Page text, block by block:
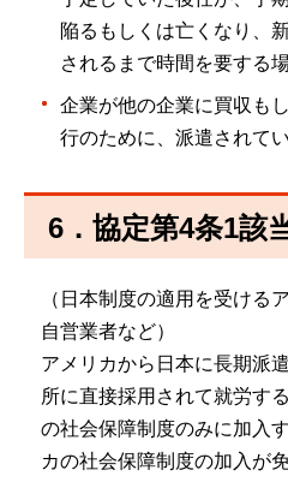
陥るもしくは亡くなり、
されるまで時間を要する
企業が他の企業に買収も
行のために、派遣されて
6．協定第4条1該
（日本制度の適用を受ける
自営業者など）
アメリカから日本に長期派
所に直接採用されて就労す
の社会保障制度のみに加入
カの社会保障制度の加入が